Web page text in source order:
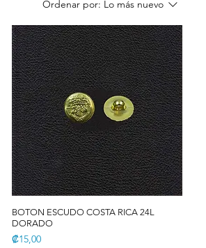
Ordenar por: Lo más nuevo
BOTON ESCUDO COSTA RICA 24L
DORADO
Precio
₡15,00